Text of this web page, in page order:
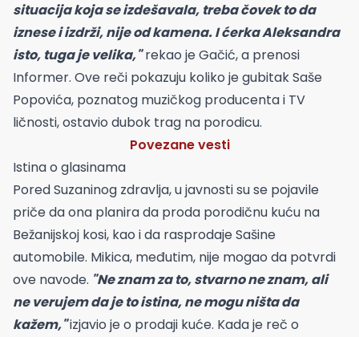
situacija koja se izdešavala, treba čovek to da
iznese i izdrži, nije od kamena. I ćerka Aleksandra
isto, tuga je velika,"rekao je Gačić, a prenosi
Informer. Ove reči pokazuju koliko je gubitak Saše
Popovića, poznatog muzičkog producenta i TV
ličnosti, ostavio dubok trag na porodicu.
Povezane vesti
Istina o glasinama
Pored Suzaninog zdravlja, u javnosti su se pojavile
priče da ona planira da proda porodičnu kuću na
Bežanijskoj kosi, kao i da rasprodaje Sašine
automobile. Mikica, međutim, nije mogao da potvrdi
ove navode. "Ne znam za to, stvarno ne znam, ali
ne verujem da je to istina, ne mogu ništa da
kažem,"izjavio je o prodaji kuće. Kada je reč o